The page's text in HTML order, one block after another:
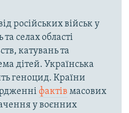
російських військ у
селах області
катувань та
дітей. Українська
геноцид. Країни
фактів масових
у воєнних